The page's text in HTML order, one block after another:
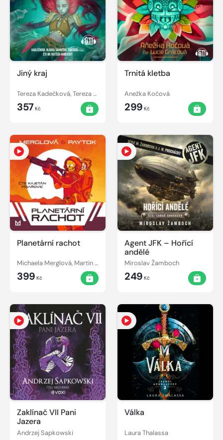
Jiný kraj
Tereza Kadečková, Tereza Matoušková
357Kč
Trnitá kletba
Anežka Kočová
299 Kč
Planetární rachot
Michaela Merglová, Martin Paytok
399 Kč
Agent JFK – Hořící
andělé
Miroslav Žamboch
249 Kč
Zaklínač VII Pani
Jazera
Andrzej Sapkowski
Válka
Laura Thalassa